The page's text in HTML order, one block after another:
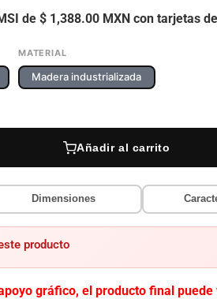
Haga clic o desplácese para
de$ 1,388.00 MXN con tarjetas
MATERIAL
Madera industrializada
Añadir al carrito
Dimensiones
producto
gráfico, el producto final puede